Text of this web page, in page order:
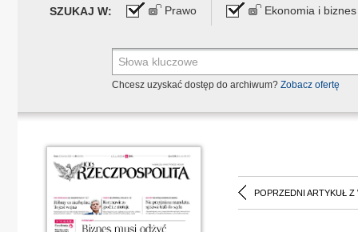
SZUKAJ W: Prawo Ekonomia i biznes
Chcesz uzyskać dostęp do archiwum? Zobacz ofertę
POPRZEDNI ARTYKUŁ Z